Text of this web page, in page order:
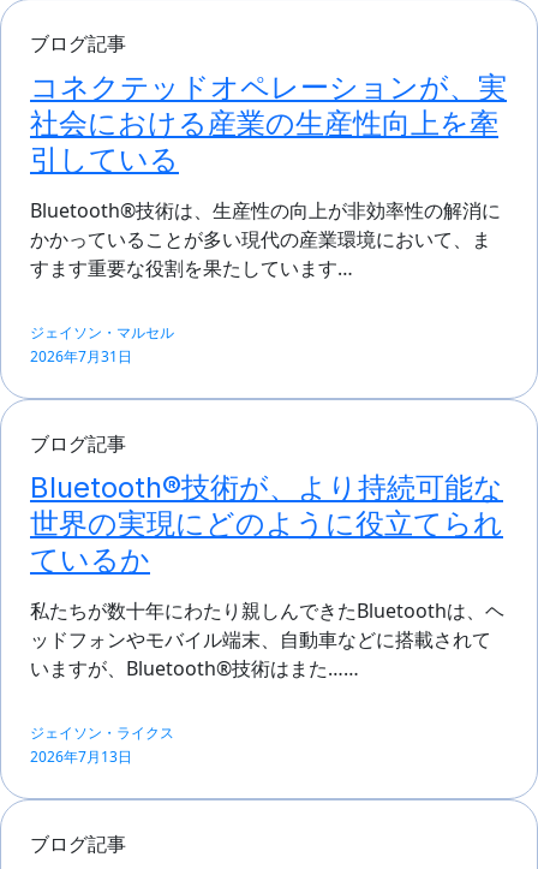
ブログ記事
コネクテッドオペレーションが、実
社会における産業の生産性向上を牽
引している
Bluetooth®技術は、生産性の向上が非効率性の解消に
かかっていることが多い現代の産業環境において、ま
すます重要な役割を果たしています…
ジェイソン・マルセル
2026年7月31日
ブログ記事
Bluetooth®技術が、より持続可能な
世界の実現にどのように役立てられ
ているか
私たちが数十年にわたり親しんできたBluetoothは、ヘ
ッドフォンやモバイル端末、自動車などに搭載されて
いますが、Bluetooth®技術はまた……
ジェイソン・ライクス
2026年7月13日
ブログ記事